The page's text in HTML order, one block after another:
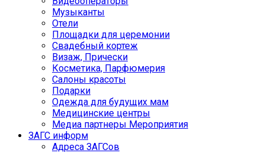
Музыканты
Отели
Площадки для церемонии
Свадебный кортеж
Визаж, Прически
Косметика, Парфюмерия
Салоны красоты
Подарки
Одежда для будущих мам
Медицинские центры
Медиа партнеры Мероприятия
ЗАГС информ
Адреса ЗАГСов